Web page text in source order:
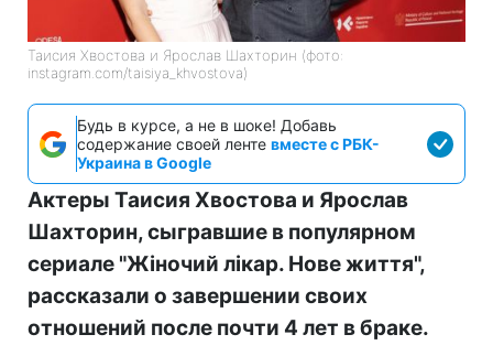
Таисия Хвостова и Ярослав Шахторин (фото:
instagram.com/taisiya_khvostova)
Будь в курсе, а не в шоке! Добавь
содержание своей ленте вместе с РБК-
Украина в Google
Актеры Таисия Хвостова и Ярослав
Шахторин, сыгравшие в популярном
сериале "Жіночий лікар. Нове життя",
рассказали о завершении своих
отношений после почти 4 лет в браке.